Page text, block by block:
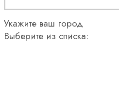
Укажите ваш город
Выберите из списка: